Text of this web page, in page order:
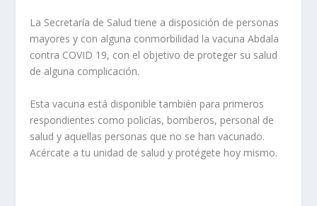
La Secretaría de Salud tiene a disposición de personas
mayores y con alguna conmorbilidad la vacuna Abdala
contra COVID 19, con el objetivo de proteger su salud
de alguna complicación.
Esta vacuna está disponible también para primeros
respondientes como policías, bomberos, personal de
salud y aquellas personas que no se han vacunado.
Acércate a tu unidad de salud y protégete hoy mismo.